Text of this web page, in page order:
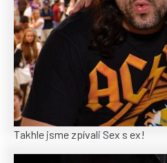
Takhle jsme zpívali Sex s ex!